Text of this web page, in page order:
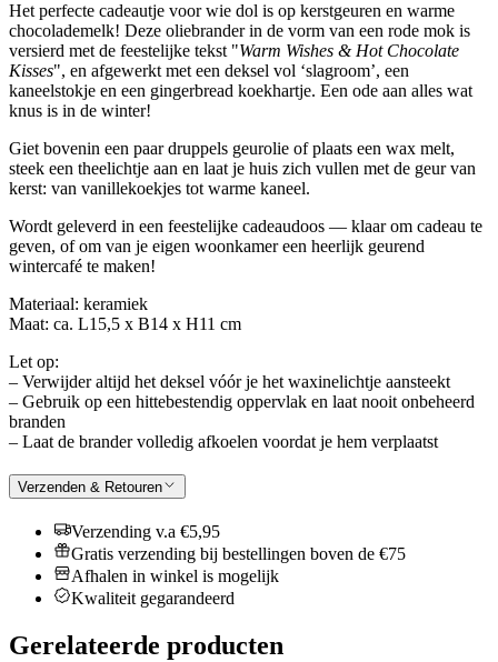
Het perfecte cadeautje voor wie dol is op kerstgeuren en warme
chocolademelk! Deze oliebrander in de vorm van een rode mok is
versierd met de feestelijke tekst "Warm Wishes & Hot Chocolate
Kisses", en afgewerkt met een deksel vol ‘slagroom’, een
kaneelstokje en een gingerbread koekhartje. Een ode aan alles wat
knus is in de winter!
Giet bovenin een paar druppels geurolie of plaats een wax melt,
steek een theelichtje aan en laat je huis zich vullen met de geur van
kerst: van vanillekoekjes tot warme kaneel.
Wordt geleverd in een feestelijke cadeaudoos — klaar om cadeau te
geven, of om van je eigen woonkamer een heerlijk geurend
wintercafé te maken!
Materiaal: keramiek
Maat: ca. L15,5 x B14 x H11 cm
Let op:
– Verwijder altijd het deksel vóór je het waxinelichtje aansteekt
– Gebruik op een hittebestendig oppervlak en laat nooit onbeheerd
branden
– Laat de brander volledig afkoelen voordat je hem verplaatst
Verzenden & Retouren
Verzending v.a €5,95
Gratis verzending bij bestellingen boven de €75
Afhalen in winkel is mogelijk
Kwaliteit gegarandeerd
Gerelateerde producten